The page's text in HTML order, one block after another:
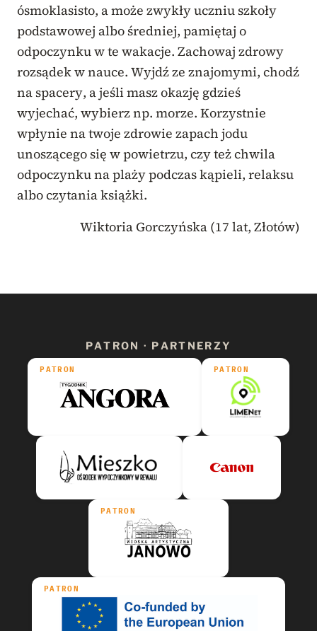
ósmoklasisto, a może zwykły uczniu szkoły
podstawowej albo średniej, pamiętaj o
odpoczynku w te wakacje. Zachowaj zdrowy
rozsądek w nauce. Wyjdź ze znajomymi, chodź
na spacery, a jeśli masz okazję gdzieś
wyjechać, wybierz np. morze. Korzystnie
wpłynie na twoje zdrowie zapach jodu
unoszącego się w powietrzu, czy też chwila
odpoczynku na plaży podczas kąpieli, relaksu
albo czytania książki.
Wiktoria Gorczyńska (17 lat, Złotów)
PATRON · PARTNERZY
PATRON PATRON
PATRON
PATRON